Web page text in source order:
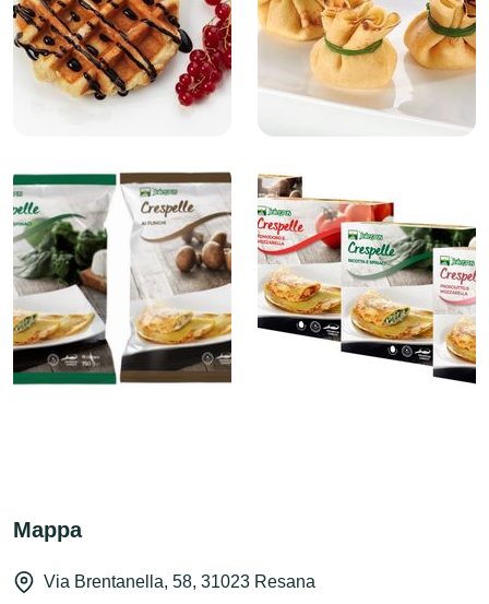
Mappa
Via Brentanella, 58, 31023 Resana